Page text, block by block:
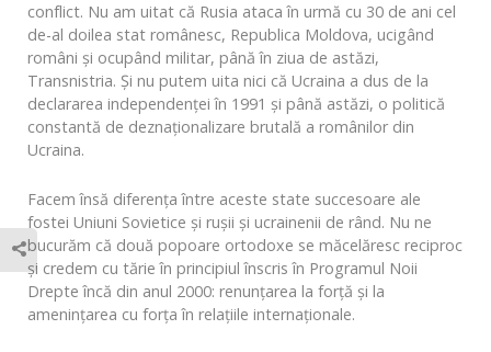
conflict. Nu am uitat că Rusia ataca în urmă cu 30 de ani cel
de-al doilea stat românesc, Republica Moldova, ucigând
români și ocupând militar, până în ziua de astăzi,
Transnistria. Și nu putem uita nici că Ucraina a dus de la
declararea independenței în 1991 și până astăzi, o politică
constantă de deznaționalizare brutală a românilor din
Ucraina.
Facem însă diferența între aceste state succesoare ale
fostei Uniuni Sovietice și rușii și ucrainenii de rând. Nu ne
bucurăm că două popoare ortodoxe se măcelăresc reciproc
și credem cu tărie în principiul înscris în Programul Noii
Drepte încă din anul 2000: renunțarea la forță și la
amenințarea cu forța în relațiile internaționale.